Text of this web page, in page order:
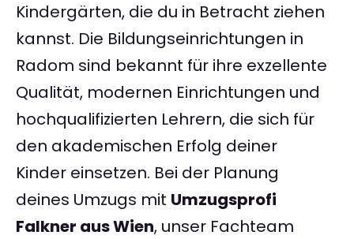
Kindergärten, die du in Betracht ziehen
kannst. Die Bildungseinrichtungen in
Radom sind bekannt für ihre exzellente
Qualität, modernen Einrichtungen und
hochqualifizierten Lehrern, die sich für
den akademischen Erfolg deiner
Kinder einsetzen. Bei der Planung
deines Umzugs mit Umzugsprofi
Falkner aus Wien, unser Fachteam